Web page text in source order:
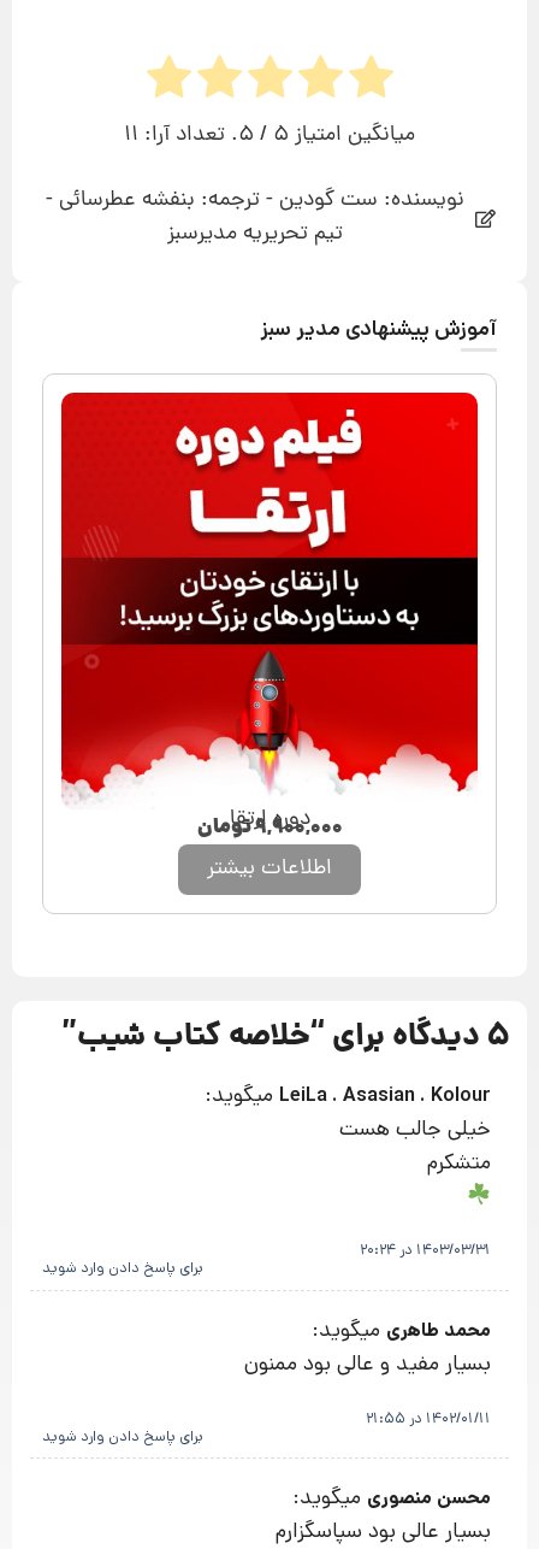
میانگین امتیاز 5 / 5. تعداد آرا:
11
نویسنده: ست گودین - ترجمه: بنفشه عطرسائی -
تیم تحریریه مدیرسبز
آموزش پیشنهادی مدیر سبز
دوره ارتقا
۹,۹۰۰,۰۰۰تومان
اطلاعات بیشتر
5 دیدگاه برای “ خلاصه کتاب شیب”
LeiLa . Asasian . Kolour میگوید:
خیلی جالب هست
متشکرم
1403/03/31 در 20:24
برای پاسخ دادن وارد شوید
محمد طاهری میگوید:
بسیار مفید و عالی بود ممنون
1402/01/11 در 21:55
برای پاسخ دادن وارد شوید
محسن منصوری میگوید:
بسیار عالی بود سپاسگزارم